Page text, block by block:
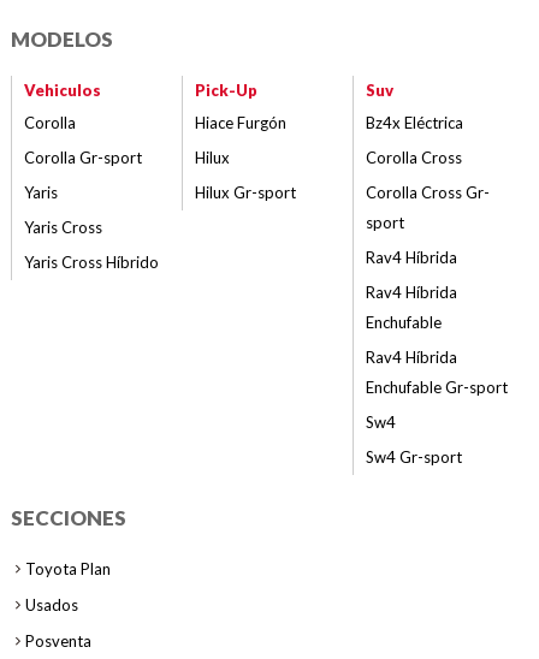
MODELOS
Vehiculos
Corolla
Corolla Gr-sport
Yaris
Yaris Cross
Yaris Cross Híbrido
Pick-Up
Hiace Furgón
Hilux
Hilux Gr-sport
Suv
Bz4x Eléctrica
Corolla Cross
Corolla Cross Gr-
sport
Rav4 Híbrida
Rav4 Híbrida
Enchufable
Rav4 Híbrida
Enchufable Gr-sport
Sw4
Sw4 Gr-sport
SECCIONES
Toyota Plan
Usados
Posventa